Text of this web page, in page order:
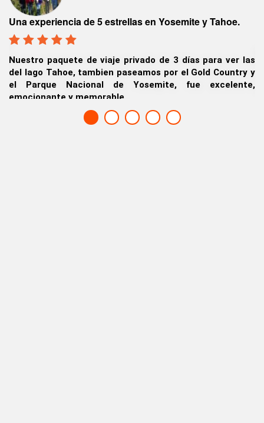
ver las
y
Tour Lago Tahoe y Yosemite
aventura personalizada de 3 días paseando por los
y atracciones del Parque Nacional de
destino maravilloso.
Chris G., Dallas, Texas